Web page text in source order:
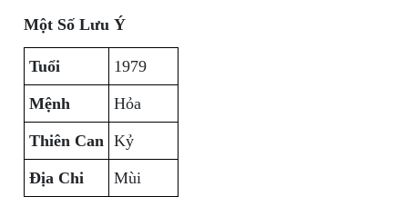
Một Số Lưu Ý
Tuổi 1979
Mệnh Hỏa
Thiên Can Kỷ
Địa Chi Mùi